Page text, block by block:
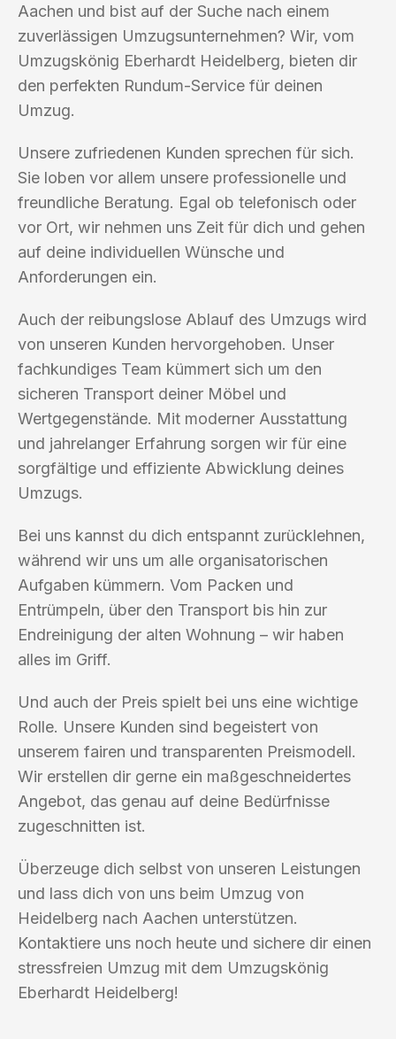
Aachen und bist auf der Suche nach einem
zuverlässigen Umzugsunternehmen? Wir, vom
Umzugskönig Eberhardt Heidelberg, bieten dir
den perfekten Rundum-Service für deinen
Umzug.
Unsere zufriedenen Kunden sprechen für sich.
Sie loben vor allem unsere professionelle und
freundliche Beratung. Egal ob telefonisch oder
vor Ort, wir nehmen uns Zeit für dich und gehen
auf deine individuellen Wünsche und
Anforderungen ein.
Auch der reibungslose Ablauf des Umzugs wird
von unseren Kunden hervorgehoben. Unser
fachkundiges Team kümmert sich um den
sicheren Transport deiner Möbel und
Wertgegenstände. Mit moderner Ausstattung
und jahrelanger Erfahrung sorgen wir für eine
sorgfältige und effiziente Abwicklung deines
Umzugs.
Bei uns kannst du dich entspannt zurücklehnen,
während wir uns um alle organisatorischen
Aufgaben kümmern. Vom Packen und
Entrümpeln, über den Transport bis hin zur
Endreinigung der alten Wohnung – wir haben
alles im Griff.
Und auch der Preis spielt bei uns eine wichtige
Rolle. Unsere Kunden sind begeistert von
unserem fairen und transparenten Preismodell.
Wir erstellen dir gerne ein maßgeschneidertes
Angebot, das genau auf deine Bedürfnisse
zugeschnitten ist.
Überzeuge dich selbst von unseren Leistungen
und lass dich von uns beim Umzug von
Heidelberg nach Aachen unterstützen.
Kontaktiere uns noch heute und sichere dir einen
stressfreien Umzug mit dem Umzugskönig
Eberhardt Heidelberg!